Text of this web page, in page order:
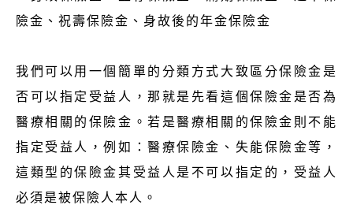
險金、祝壽保險金、身故後的年金保險金
我們可以用一個簡單的分類方式大致區分保險金是
否可以指定受益人，那就是先看這個保險金是否為
醫療相關的保險金。若是醫療相關的保險金則不能
指定受益人，例如：醫療保險金、失能保險金等，
這類型的保險金其受益人是不可以指定的，受益人
必須是被保險人本人。